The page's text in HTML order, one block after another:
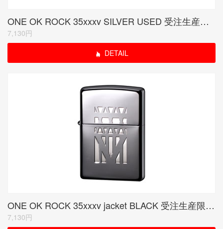
ONE OK ROCK 35xxxv SILVER USED 受注生産限定品
7,130円
DETAIL
ONE OK ROCK 35xxxv jacket BLACK 受注生産限定品
7,130円